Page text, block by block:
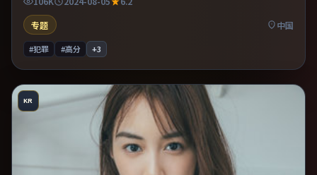
专题
中国
#犯罪 #高分 +3
KR